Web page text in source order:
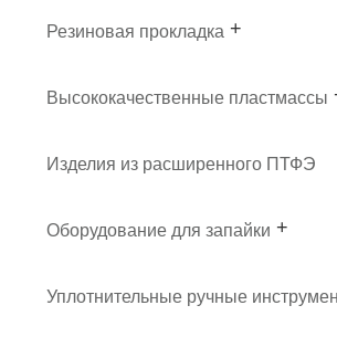
Резиновая прокладка
Высококачественные пластмассы
Изделия из расширенного ПТФЭ
Оборудование для запайки
Уплотнительные ручные